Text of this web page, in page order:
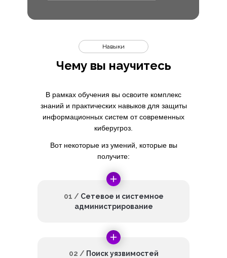
Чему вы научитесь
Навыки
02 / Поиск уязвимостей
01 / Сетевое и системное
администрирование
В рамках обучения вы освоите комплекс
знаний и практических навыков для защиты
информационных систем от современных
киберугроз.
Вот некоторые из умений, которые вы
получите: